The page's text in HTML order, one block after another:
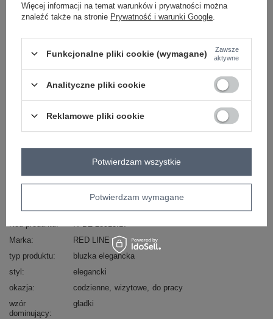
Zobacz wszystkie kolory (+4)
ZALOGUJ SIĘ I ZOBACZ CENĘ
+48 601 547 740 Zadaj pytanie
skład materiału : 100% poliester
sposób prania : pranie w pralce w 30°C
Kod produktu
IT-BZ-28913.17
Marka
RED LINE
typ produktu
bluzka elegancka
styl
elegancki
okazja
codzienne wizytowe do pracy
wzór
dominujący
gładki
Więcej informacji na temat warunków i prywatności można
znaleźć także na stronie Prywatność i warunki Google
Funkcjonalne pliki cookie (wymagane)
Zawsze
aktywne
Analityczne pliki cookie
Reklamowe pliki cookie
Potwierdzam wymagane
Potwierdzam wszystkie